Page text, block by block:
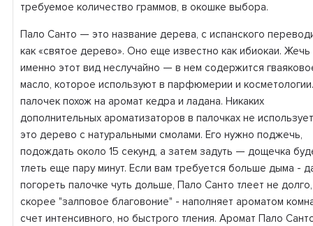
требуемое количество граммов, в окошке выбора.
Пало Cанто — это название дерева, с испанского
как «святое дерево». Оно еще известно как ибиокаи. Жечь
именно этот вид неслучайно — в нем содержится
масло, которое используют в парфюмерии и
палочек похож на аромат кедра и ладана. Никаких
дополнительных ароматизаторов в палочках не
это дерево с натуральными смолами. Его нужно поджечь,
подождать около 15 секунд, а затем задуть — дощечка
тлеть еще пару минут. Если вам требуется больше дыма -
погореть палочке чуть дольше, Пало Санто тлеет не
скорее "залповое благовоние" - наполняет ароматом
счет интенсивного, но быстрого тления. Аромат Пало